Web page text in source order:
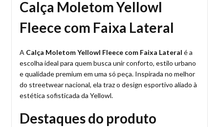
Calça Moletom Yellowl
Fleece com Faixa Lateral
A Calça Moletom Yellowl Fleece com Faixa Lateral é a
escolha ideal para quem busca unir conforto, estilo urbano
e qualidade premium em uma só peça. Inspirada no melhor
do streetwear nacional, ela traz o design esportivo aliado à
estética sofisticada da Yellowl.
Destaques do produto